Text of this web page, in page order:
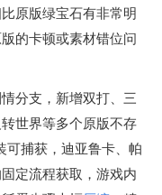
原版绿宝石有非常明
的卡顿或素材错位问
分支，新增双打、三
世界等多个原版不存
可捕获，迪亚鲁卡、帕
定流程获取，游戏内